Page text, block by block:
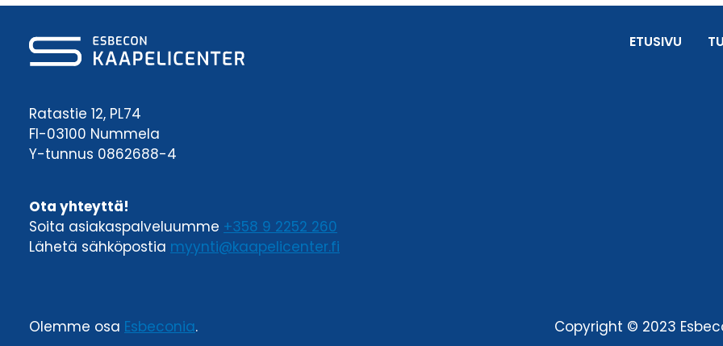
Ratastie 12, PL74
FI-03100 Nummela
Y-tunnus 0862688-4
Ota yhteyttä!
Soita asiakaspalveluumme +358 9 2252 260
Lähetä sähköpostia myynti@kaapelicenter.fi
ETUSIVU
Olemme osa Esbeconia. Copyright © 2023